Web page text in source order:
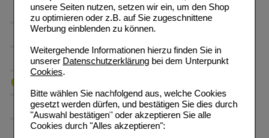
unsere Seiten nutzen, setzen wir ein, um den Shop
zu optimieren oder z.B. auf Sie zugeschnittene
Werbung einblenden zu können.
Weitergehende Informationen hierzu finden Sie in
unserer Datenschutzerklärungbei dem Unterpunkt
Cookies.
Bitte wählen Sie nachfolgend aus, welche Cookies
gesetzt werden dürfen, und bestätigen Sie dies durch
"Auswahl bestätigen" oder akzeptieren Sie alle
Cookies durch "Alles akzeptieren":